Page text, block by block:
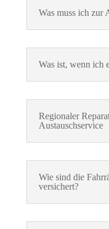
Was muss ich zur
Was ist, wenn ich
Regionaler
Austauschservice
Wie sind die
versichert?